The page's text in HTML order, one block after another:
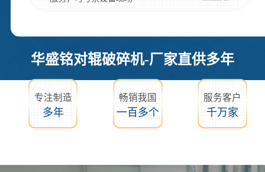
华盛铭对辊破碎机-厂家直供多年
专注制造
多年
畅销我国
一百多个
服务客户
千万家